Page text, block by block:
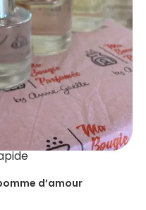
d’amour